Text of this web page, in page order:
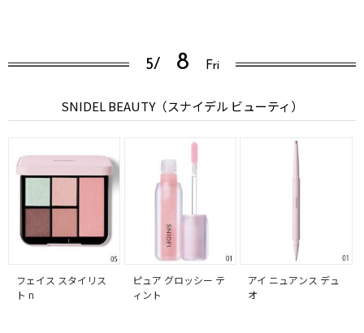
5/ 8 Fri
SNIDEL BEAUTY（スナイデル ビューティ）
フェイス スタイリス
ト n
ピュア グロッシー テ
ィント
アイ ニュアンス デュ
オ